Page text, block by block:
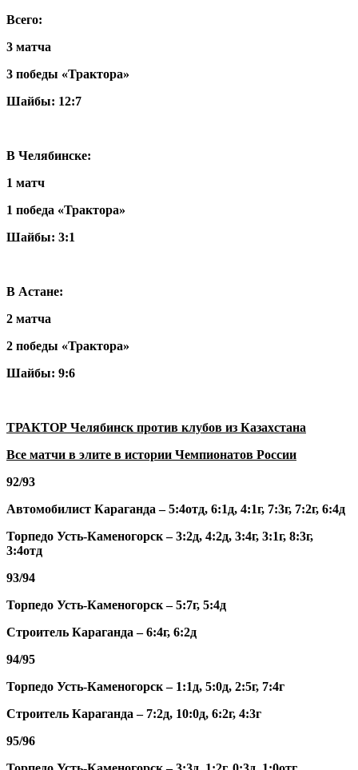
Всего:
3 матча
3 победы «Трактора»
Шайбы: 12:7
В Челябинске:
1 матч
1 победа «Трактора»
Шайбы: 3:1
В Астане:
2 матча
2 победы «Трактора»
Шайбы: 9:6
ТРАКТОР Челябинск против клубов из Казахстана
Все матчи в элите в истории Чемпионатов России
92/93
Автомобилист Караганда – 5:4отд, 6:1д, 4:1г, 7:3г, 7:2г, 6:4д
Торпедо Усть-Каменогорск – 3:2д, 4:2д, 3:4г, 3:1г, 8:3г,
3:4отд
93/94
Торпедо Усть-Каменогорск – 5:7г, 5:4д
Строитель Караганда – 6:4г, 6:2д
94/95
Торпедо Усть-Каменогорск – 1:1д, 5:0д, 2:5г, 7:4г
Строитель Караганда – 7:2д, 10:0д, 6:2г, 4:3г
95/96